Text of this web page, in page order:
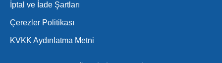
İptal ve İade Şartları
Çerezler Politikası
KVKK Aydınlatma Metni